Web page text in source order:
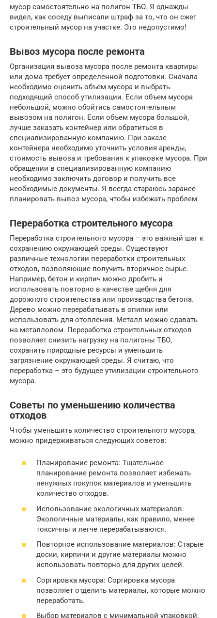
мусор самостоятельно на полигон ТБО. Я однажды
видел, как соседу выписали штраф за то, что он сжег
строительный мусор на участке. Это недопустимо!
Вывоз мусора после ремонта
Организация вывоза мусора после ремонта квартиры
или дома требует определенной подготовки. Сначала
необходимо оценить объем мусора и выбрать
подходящий способ утилизации. Если объем мусора
небольшой, можно обойтись самостоятельным
вывозом на полигон. Если объем мусора большой,
лучше заказать контейнер или обратиться в
специализированную компанию. При заказе
контейнера необходимо уточнить условия аренды,
стоимость вывоза и требования к упаковке мусора. При
обращении в специализированную компанию
необходимо заключить договор и получить все
необходимые документы. Я всегда стараюсь заранее
планировать вывоз мусора, чтобы избежать проблем.
Переработка строительного мусора
Переработка строительного мусора – это важный шаг к
сохранению окружающей среды. Существуют
различные технологии переработки строительных
отходов, позволяющие получить вторичное сырье.
Например, бетон и кирпич можно дробить и
использовать повторно в качестве щебня для
дорожного строительства или производства бетона.
Дерево можно перерабатывать в опилки или
использовать для отопления. Металл можно сдавать
на металлолом. Переработка строительных отходов
позволяет снизить нагрузку на полигоны ТБО,
сохранить природные ресурсы и уменьшить
загрязнение окружающей среды. Я считаю, что
переработка – это будущее утилизации строительного
мусора.
Советы по уменьшению количества
отходов
Чтобы уменьшить количество строительного мусора,
можно придерживаться следующих советов:
Планирование ремонта: Тщательное
планирование ремонта позволяет избежать
ненужных покупок материалов и уменьшить
количество отходов.
Использование экологичных материалов:
Экологичные материалы, как правило, менее
токсичны и легче перерабатываются.
Повторное использование материалов: Старые
доски, кирпичи и другие материалы можно
использовать повторно для других целей.
Сортировка мусора: Сортировка мусора
позволяет отделить материалы, которые можно
переработать.
Выбор материалов с минимальной упаковкой: